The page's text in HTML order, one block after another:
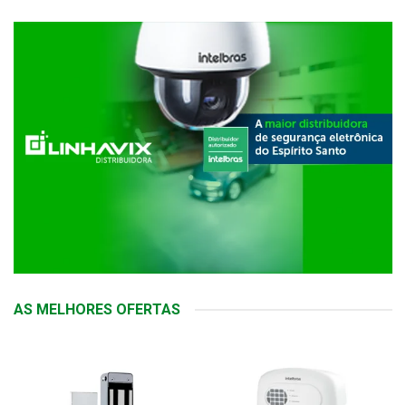
AS MELHORES OFERTAS